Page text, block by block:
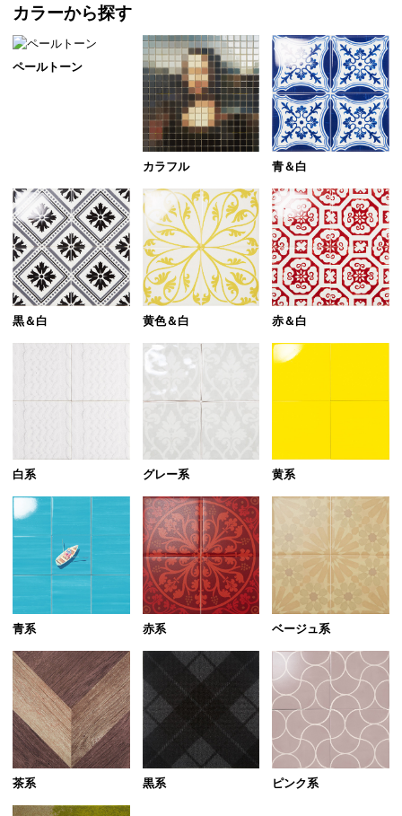
カラーから探す
ペールトーン
カラフル 青＆白
黒＆白 黄色＆白 赤＆白
白系 グレー系 黄系
青系 赤系 ベージュ系
茶系 黒系 ピンク系